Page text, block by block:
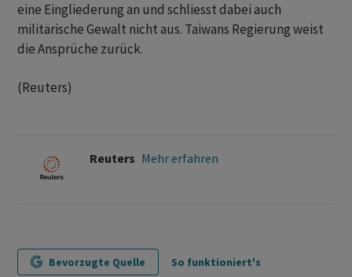
eine Eingliederung an und schliesst ​dabei auch
militärische Gewalt nicht aus. Taiwans Regierung weist
die Ansprüche zurück.
(Reuters)
Reuters Mehr erfahren
Bevorzugte Quelle So funktioniert's